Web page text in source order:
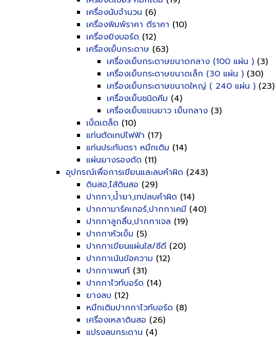
เครื่องนับจำนวน (6)
เครื่องพิมพ์ราคา ตีราคา (10)
เครื่องยิงบอร์ด (12)
เครื่องเย็บกระดาษ (63)
เครื่องเย็บกระดาษขนาดกลาง (100 แผ่น ) (3)
เครื่องเย็บกระดาษขนาดเล็ก (30 แผ่น ) (30)
เครื่องเย็บกระดาษขนาดใหญ่ ( 240 แผ่น ) (23)
เครื่องเย็บชนิดคีม (4)
เครื่องเย็บแขนยาว เย็บกลาง (3)
เบ็ดเตล็ด (10)
แท่นตัดเทปไฟฟ้า (17)
แท่นประทับตรา หมึกเติม (14)
แผ่นยางรองตัด (11)
อุปกรณ์เพื่อการเขียนและลบคำผิด (243)
ดินสอ,ไส้ดินสอ (29)
ปากกา,น้ำยา,เทปลบคำผิด (14)
ปากกามาร์คเกอร์,ปากกาเคมี (40)
ปากกาลูกลื่น,ปากกาเจล (19)
ปากกาหัวเข็ม (5)
ปากกาเขียนแผ่นใส/ซีดี (20)
ปากกาเน้นข้อความ (12)
ปากกาเพนท์ (31)
ปากกาไวท์บอร์ด (14)
ยางลบ (12)
หมึกเติมปากกาไวท์บอร์ด (8)
เครื่องเหลาดินสอ (26)
แปรงลบกระดาน (4)